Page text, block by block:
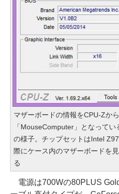
マザーボードの情報をCPU-Zか
「MouseComputer」となって
の様子。チップセットはIntel
際にケース内のマザーボードを
る
電源は700Wの80PLUS